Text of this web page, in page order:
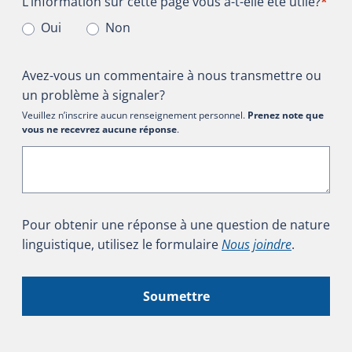
Oui
Non
Avez-vous un commentaire à nous transmettre ou
un problème à signaler?
Veuillez n’inscrire aucun renseignement personnel. Prenez note que
vous ne recevrez aucune réponse.
Pour obtenir une réponse à une question de nature
linguistique, utilisez le formulaireNous joindre.
Soumettre